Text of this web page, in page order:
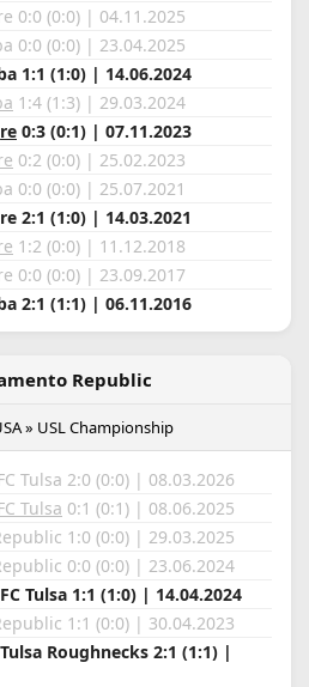
0:0 (0:0) | 04.11.2025
0:0 (0:0) | 23.04.2025
1:1 (1:0) | 14.06.2024
1:4 (1:3) | 29.03.2024
0:3 (0:1) | 07.11.2023
0:2 (0:0) | 25.02.2023
0:0 (0:0) | 25.07.2021
2:1 (1:0) | 14.03.2021
1:2 (0:0) | 11.12.2018
0:0 (0:0) | 23.09.2017
2:1 (1:1) | 06.11.2016
Republic
» USL Championship
Tulsa 2:0 (0:0) | 08.03.2026
Tulsa 0:1 (0:1) | 08.06.2025
1:0 (0:0) | 29.03.2025
0:0 (0:0) | 23.06.2024
Tulsa 1:1 (1:0) | 14.04.2024
1:1 (0:0) | 30.04.2023
Roughnecks 2:1 (1:1) |